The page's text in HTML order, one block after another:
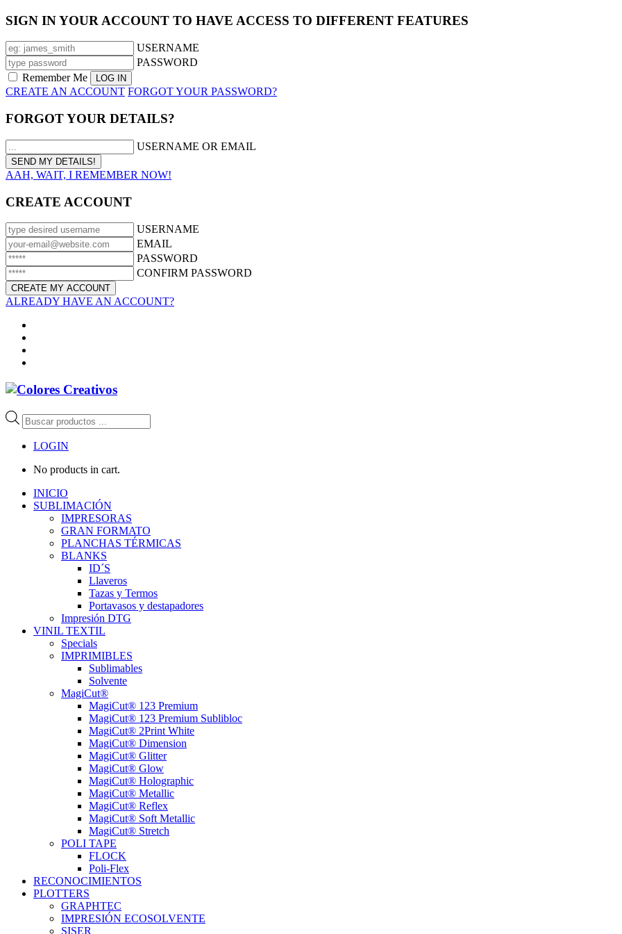
SIGN IN YOUR ACCOUNT TO HAVE ACCESS TO DIFFERENT FEATURES
USERNAME
PASSWORD
Remember Me
CREATE AN ACCOUNT FORGOT YOUR PASSWORD?
FORGOT YOUR DETAILS?
USERNAME OR EMAIL
AAH, WAIT, I REMEMBER NOW!
CREATE ACCOUNT
USERNAME
EMAIL
PASSWORD
CONFIRM PASSWORD
ALREADY HAVE AN ACCOUNT?
Búsqueda
de
productos
LOGIN
No products in cart.
INICIO
SUBLIMACIÓN
IMPRESORAS
GRAN FORMATO
PLANCHAS TÉRMICAS
BLANKS
ID´S
Llaveros
Tazas y Termos
Portavasos y destapadores
Impresión DTG
VINIL TEXTIL
Specials
IMPRIMIBLES
Sublimables
Solvente
MagiCut®
MagiCut® 123 Premium
MagiCut® 123 Premium Sublibloc
MagiCut® 2Print White
MagiCut® Dimension
MagiCut® Glitter
MagiCut® Glow
MagiCut® Holographic
MagiCut® Metallic
MagiCut® Reflex
MagiCut® Soft Metallic
MagiCut® Stretch
POLI TAPE
FLOCK
Poli-Flex
RECONOCIMIENTOS
PLOTTERS
GRAPHTEC
IMPRESIÓN ECOSOLVENTE
SISER